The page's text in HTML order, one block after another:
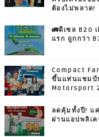
ต้องไม่พลาด!
🚛ดีเซล B20
แรก ถูกกว่า
Compact
ขึ้นแท่นแชมป์
Motorsport
ลดคุ้มทั้งปี! แค่
ผ่านแอปพลิเค